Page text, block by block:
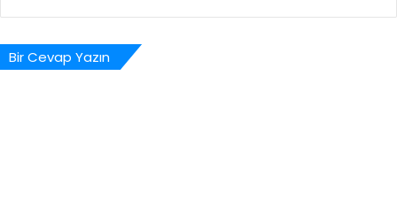
Bir Cevap Yazın